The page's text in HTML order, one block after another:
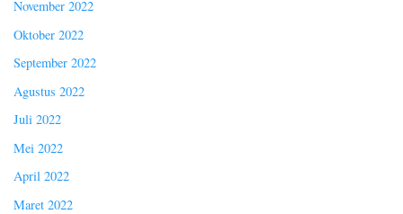
November 2022
Oktober 2022
September 2022
Agustus 2022
Juli 2022
Mei 2022
April 2022
Maret 2022